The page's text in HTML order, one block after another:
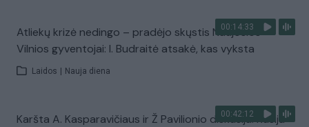
00:14:33
Atliekų krizė nedingo – pradėjo skųstis Naujosios
Vilnios gyventojai: I. Budraitė atsakė, kas vyksta
Laidos Nauja diena
00:42:12
Karšta A. Kasparavičiaus ir Ž Pavilionio diskusija: Rusija